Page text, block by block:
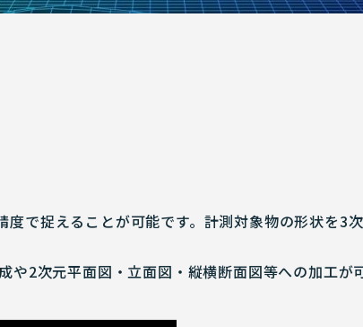
で捉えることが可能です。計測対象物の形状を3
2次元平面図・立面図・縦横断面図等への加工が可